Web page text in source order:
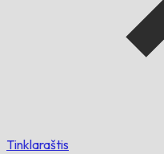
Tinklaraštis